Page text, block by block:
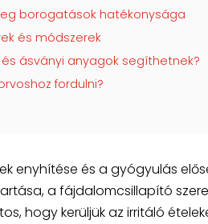
borogatások hatékonysága
és módszerek
ásványi anyagok segíthetnek?
fordulni?
enyhítése és a gyógyulás
a fájdalomcsillapító
hogy kerüljük az irritáló